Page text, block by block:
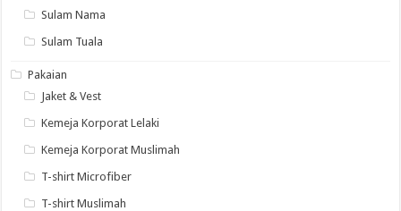
Sulam Nama
Sulam Tuala
Pakaian
Jaket & Vest
Kemeja Korporat Lelaki
Kemeja Korporat Muslimah
T-shirt Microfiber
T-shirt Muslimah